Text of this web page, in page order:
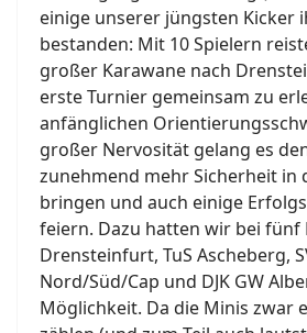
einige unserer jüngsten Kicker
bestanden: Mit 10 Spielern
großer Karawane nach
erste Turnier gemeinsam zu
anfänglichen
großer Nervosität gelang es
zunehmend mehr Sicherheit in
bringen und auch einige
feiern. Dazu hatten wir bei fünf
Drensteinfurt, TuS Ascheberg,
Nord/Süd/Cap und DJK GW
Möglichkeit. Da die Minis zwar